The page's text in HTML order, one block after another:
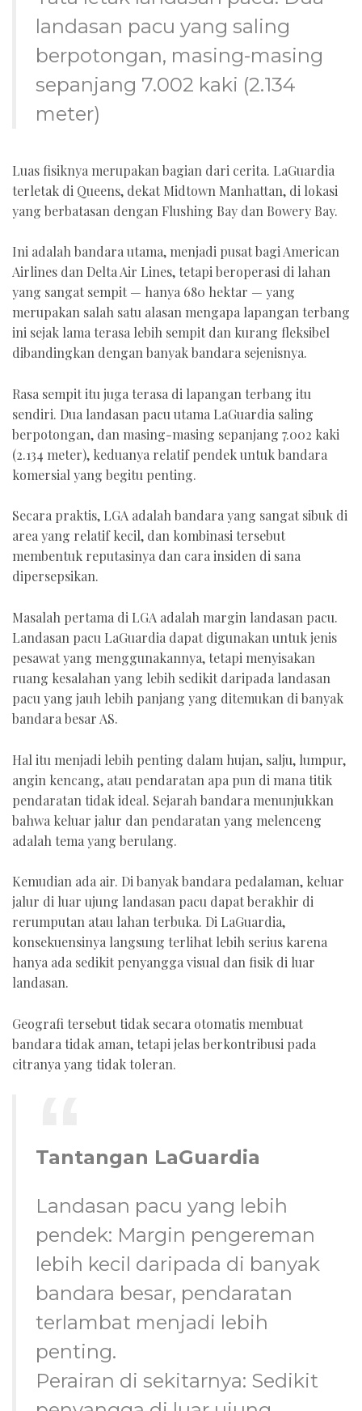
landasan pacu yang saling
berpotongan, masing-masing
sepanjang 7.002 kaki (2.134
meter)
Luas fisiknya merupakan bagian dari cerita. LaGuardia
terletak di Queens, dekat Midtown Manhattan, di lokasi
yang berbatasan dengan Flushing Bay dan Bowery Bay.
Ini adalah bandara utama, menjadi pusat bagi American
Airlines dan Delta Air Lines, tetapi beroperasi di lahan
yang sangat sempit — hanya 680 hektar — yang
merupakan salah satu alasan mengapa lapangan terbang
ini sejak lama terasa lebih sempit dan kurang fleksibel
dibandingkan dengan banyak bandara sejenisnya.
Rasa sempit itu juga terasa di lapangan terbang itu
sendiri. Dua landasan pacu utama LaGuardia saling
berpotongan, dan masing-masing sepanjang 7.002 kaki
(2.134 meter), keduanya relatif pendek untuk bandara
komersial yang begitu penting.
Secara praktis, LGA adalah bandara yang sangat sibuk di
area yang relatif kecil, dan kombinasi tersebut
membentuk reputasinya dan cara insiden di sana
dipersepsikan.
Masalah pertama di LGA adalah margin landasan pacu.
Landasan pacu LaGuardia dapat digunakan untuk jenis
pesawat yang menggunakannya, tetapi menyisakan
ruang kesalahan yang lebih sedikit daripada landasan
pacu yang jauh lebih panjang yang ditemukan di banyak
bandara besar AS.
Hal itu menjadi lebih penting dalam hujan, salju, lumpur,
angin kencang, atau pendaratan apa pun di mana titik
pendaratan tidak ideal. Sejarah bandara menunjukkan
bahwa keluar jalur dan pendaratan yang melenceng
adalah tema yang berulang.
Kemudian ada air. Di banyak bandara pedalaman, keluar
jalur di luar ujung landasan pacu dapat berakhir di
rerumputan atau lahan terbuka. Di LaGuardia,
konsekuensinya langsung terlihat lebih serius karena
hanya ada sedikit penyangga visual dan fisik di luar
landasan.
Geografi tersebut tidak secara otomatis membuat
bandara tidak aman, tetapi jelas berkontribusi pada
citranya yang tidak toleran.
Tantangan LaGuardia
Landasan pacu yang lebih
pendek: Margin pengereman
lebih kecil daripada di banyak
bandara besar, pendaratan
terlambat menjadi lebih
penting.
Perairan di sekitarnya: Sedikit